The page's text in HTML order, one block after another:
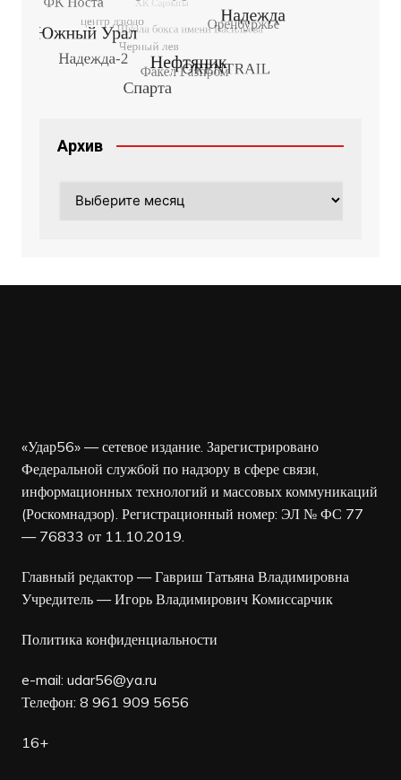
Архив
«Удар56» — сетевое издание. Зарегистрировано
Федеральной службой по надзору в сфере связи,
информационных технологий и массовых коммуникаций
(Роскомнадзор). Регистрационный номер: ЭЛ № ФС 77
— 76833 от 11.10.2019.
Главный редактор — Гавриш Татьяна Владимировна
Учредитель — Игорь Владимирович Комиссарчик
Политика конфиденциальности
e-mail: udar56@ya.ru
Телефон: 8 961 909 5656
16+